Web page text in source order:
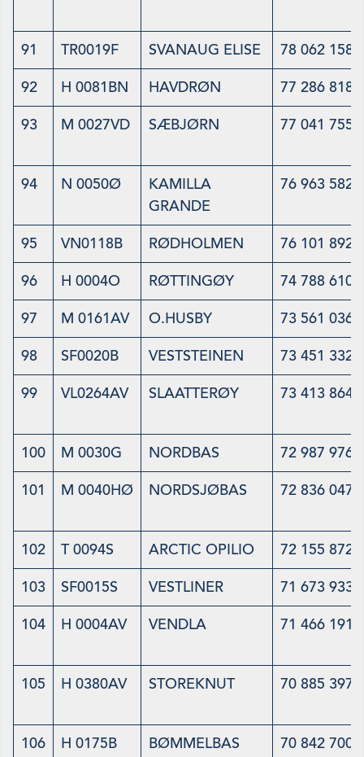
91 TR0019F SVANAUG ELISE 78 062 158
92 H 0081BN HAVDRØN 77 286 818
93 M 0027VD SÆBJØRN 77 041 755
94 N 0050Ø
KAMILLA
GRANDE
76 963 582
95 VN0118B RØDHOLMEN 76 101 892
96 H 0004O RØTTINGØY 74 788 610
97 M 0161AV O.HUSBY 73 561 036
98 SF0020B VESTSTEINEN 73 451 332
99 VL0264AV SLAATTERØY 73 413 864
100 M 0030G NORDBAS 72 987 976
101 M 0040HØ NORDSJØBAS 72 836 047
102 T 0094S ARCTIC OPILIO 72 155 872
103 SF0015S VESTLINER 71 673 933
104 H 0004AV VENDLA 71 466 191
105 H 0380AV STOREKNUT 70 885 397
106 H 0175B BØMMELBAS 70 842 700